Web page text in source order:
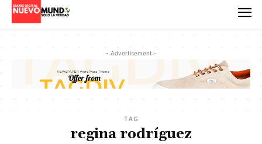
- Advertisement -
TAG
regina rodríguez